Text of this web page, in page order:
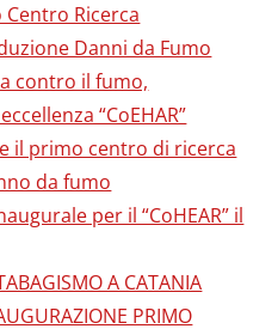
Ricerca
Danni da Fumo
contro il fumo,
“CoEHAR”
il primo centro di ricerca
da fumo
per il “CoHEAR” il
A CATANIA
PRIMO